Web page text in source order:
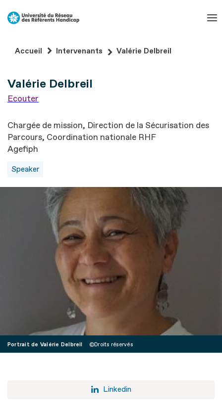
Aller
Aller
de
page
Accueil Intervenants Valérie Delbreil
Portrait de Valérie Delbreil Droits réservés
Valérie Delbreil
Ecouter
Chargée de mission, Direction de la Sécurisation des
Parcours, Coordination nationale RHF
Agefiph
Speaker
Linkedin